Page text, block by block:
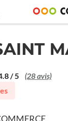
/ 5 (28 avis)